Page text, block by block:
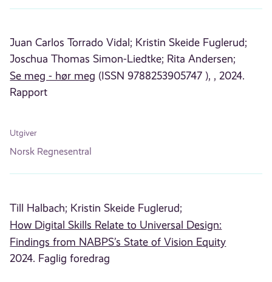
Juan Carlos Torrado Vidal; Kristin Skeide Fuglerud;
Joschua Thomas Simon-Liedtke; Rita Andersen;
Se meg - hør meg (ISSN 9788253905747 ), , 2024.
Rapport
Utgiver
Norsk Regnesentral
Till Halbach; Kristin Skeide Fuglerud;
How Digital Skills Relate to Universal Design:
Findings from NABPS’s State of Vision Equity
2024. Faglig foredrag